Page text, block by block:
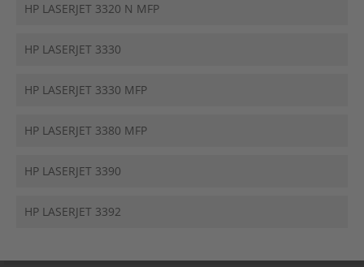
HP LASERJET 3320 N MFP
HP LASERJET 3330
HP LASERJET 3330 MFP
HP LASERJET 3380 MFP
HP LASERJET 3390
HP LASERJET 3392